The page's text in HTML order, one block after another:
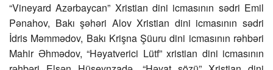
“Vineyard Azərbaycan” Xristian dini icmasının sədri Emil
Pənahov, Bakı şəhəri Alov Xristian dini icmasının sədri
İdris Məmmədov, Bakı Krişna Şüuru dini icmasının rəhbəri
Mahir Əhmədov, “Həyatverici Lütf” xristian dini icmasının